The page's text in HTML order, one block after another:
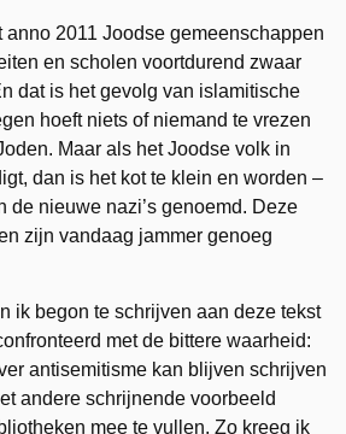
anno 2011 Joodse gemeenschappen
en scholen voortdurend zwaar
dat is het gevolg van islamitische
hoeft niets of niemand te vrezen
Maar als het Joodse volk in
dan is het kot te klein en worden –
de nieuwe nazi’s genoemd. Deze
zijn vandaag jammer genoeg
ik begon te schrijven aan deze tekst
met de bittere waarheid:
antisemitisme kan blijven schrijven
andere schrijnende voorbeeld
mee te vullen. Zo kreeg ik